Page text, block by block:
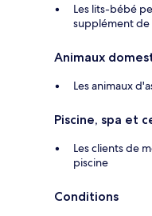
Les lits-bébé
supplément de
Animaux
Les animaux
Piscine, spa et
Les clients de
piscine
Conditions